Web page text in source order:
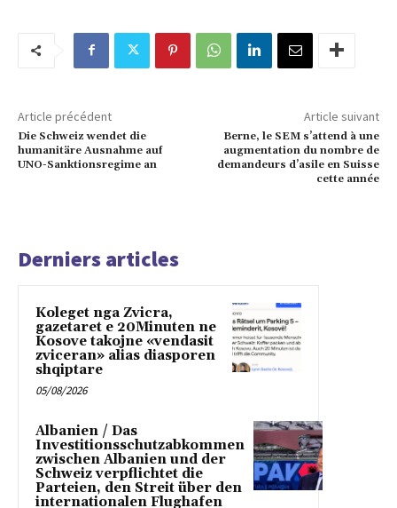
Article précédent
Die Schweiz wendet die
humanitäre Ausnahme auf
UNO-Sanktionsregime an
Article suivant
Berne, le SEM s’attend à une
augmentation du nombre de
demandeurs d’asile en Suisse
cette année
Derniers articles
Koleget nga Zvicra,
gazetaret e 20Minuten ne
Kosove takojne «vendasit
zviceran» alias diasporen
shqiptare
05/08/2026
Albanien / Das
Investitionsschutzabkommen
zwischen Albanien und der
Schweiz verpflichtet die
Parteien, den Streit über den
internationalen Flughafen